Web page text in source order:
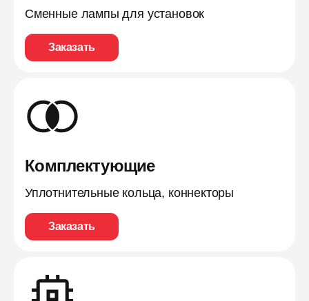
Сменные лампы для установок
Заказать
Комплектующие
Уплотнительные кольца, коннекторы
Заказать